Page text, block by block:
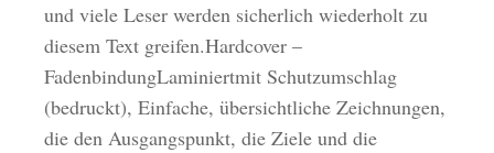
und viele Leser werden sicherlich wiederholt zu
diesem Text greifen.Hardcover –
FadenbindungLaminiertmit Schutzumschlag
(bedruckt), Einfache, übersichtliche Zeichnungen,
die den Ausgangspunkt, die Ziele und die